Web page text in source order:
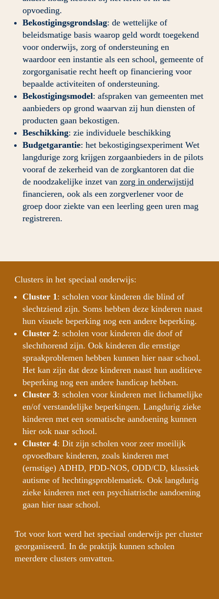
opvoeding.
Bekostigingsgrondslag: de wettelijke of
beleidsmatige basis waarop geld wordt toegekend
voor onderwijs, zorg of ondersteuning en
waardoor een instantie als een school, gemeente of
zorgorganisatie recht heeft op financiering voor
bepaalde activiteiten of ondersteuning.
Bekostigingsmodel: afspraken van gemeenten met
aanbieders op grond waarvan zij hun diensten of
producten gaan bekostigen.
Beschikking: zie individuele beschikking
Budgetgarantie: het bekostigingsexperiment Wet
langdurige zorg krijgen zorgaanbieders in de pilots
vooraf de zekerheid van de zorgkantoren dat die
de noodzakelijke inzet van zorg in onderwijstijd
financieren, ook als een zorgverlener voor de
groep door ziekte van een leerling geen uren mag
registreren.
Clusters in het speciaal onderwijs:
Cluster 1 : scholen voor kinderen die blind of
slechtziend zijn. Soms hebben deze kinderen naast
hun visuele beperking nog een andere beperking.
Cluster 2: scholen voor kinderen die doof of
slechthorend zijn. Ook kinderen die ernstige
spraakproblemen hebben kunnen hier naar school.
Het kan zijn dat deze kinderen naast hun auditieve
beperking nog een andere handicap hebben.
Cluster 3: scholen voor kinderen met lichamelijke
en/of verstandelijke beperkingen. Langdurig zieke
kinderen met een somatische aandoening kunnen
hier ook naar school.
Cluster 4: Dit zijn scholen voor zeer moeilijk
opvoedbare kinderen, zoals kinderen met
(ernstige) ADHD, PDD-NOS, ODD/CD, klassiek
autisme of hechtingsproblematiek. Ook langdurig
zieke kinderen met een psychiatrische aandoening
gaan hier naar school.
Tot voor kort werd het speciaal onderwijs per cluster
georganiseerd. In de praktijk kunnen scholen
meerdere clusters omvatten.